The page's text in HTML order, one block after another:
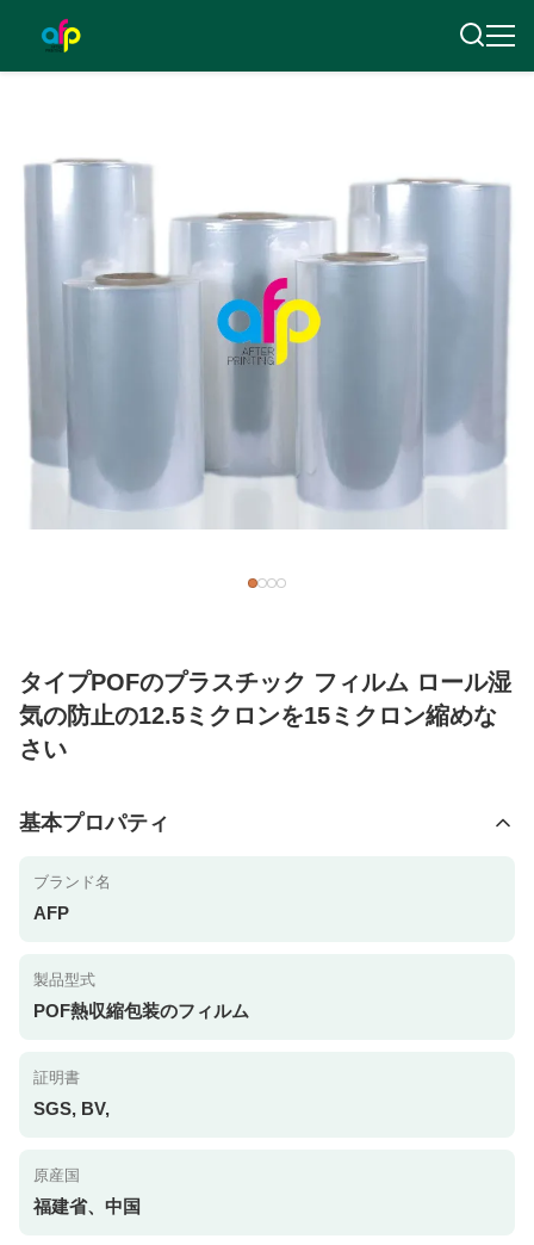
タイプPOFのプラスチック フィルム ロール湿
気の防止の12.5ミクロンを15ミクロン縮めな
さい
基本プロパティ
ブランド名
AFP
製品型式
POF熱収縮包装のフィルム
証明書
SGS, BV,
原産国
福建省、中国